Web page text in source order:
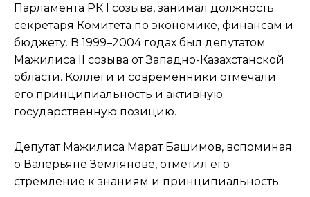
Парламента РК I созыва, занимал должность
секретаря Комитета по экономике, финансам и
бюджету. В 1999–2004 годах был депутатом
Мажилиса II созыва от Западно-Казахстанской
области. Коллеги и современники отмечали
его принципиальность и активную
государственную позицию.
Депутат Мажилиса Марат Башимов, вспоминая
о Валерьяне Землянове, отметил его
стремление к знаниям и принципиальность.